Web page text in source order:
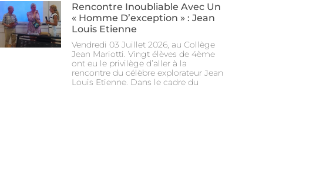
Rencontre Inoubliable Avec Un
« Homme D’exception » : Jean
Louis Etienne
Vendredi 03 Juillet 2026, au Collège
Jean Mariotti. Vingt élèves de 4ème
ont eu le privilège d’aller à la
rencontre du célèbre explorateur Jean
Louis Etienne. Dans le cadre du